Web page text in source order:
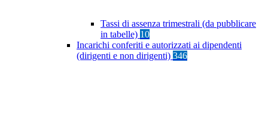
Tassi di assenza trimestrali (da pubblicare
in tabelle) 10
Incarichi conferiti e autorizzati ai dipendenti
(dirigenti e non dirigenti) 346